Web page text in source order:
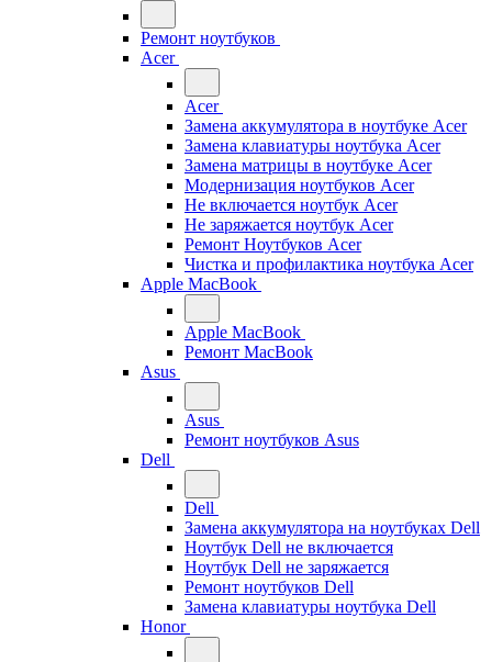
Ремонт ноутбуков
Acer
Acer
Замена аккумулятора в ноутбуке Acer
Замена клавиатуры ноутбука Acer
Замена матрицы в ноутбуке Acer
Модернизация ноутбуков Acer
Не включается ноутбук Acer
Не заряжается ноутбук Acer
Ремонт Ноутбуков Acer
Чистка и профилактика ноутбука Acer
Apple MacBook
Apple MacBook
Ремонт MacBook
Asus
Asus
Ремонт ноутбуков Asus
Dell
Dell
Замена аккумулятора на ноутбуках Dell
Ноутбук Dell не включается
Ноутбук Dell не заряжается
Ремонт ноутбуков Dell
Замена клавиатуры ноутбука Dell
Honor